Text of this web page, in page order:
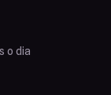
o dia